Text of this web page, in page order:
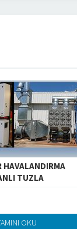
HAVALANDIRMA
TUZLA
OKU